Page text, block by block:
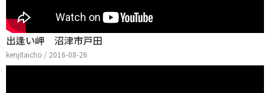
出逢い岬 沼津市戸田
kenjitaicho / 2016-08-26